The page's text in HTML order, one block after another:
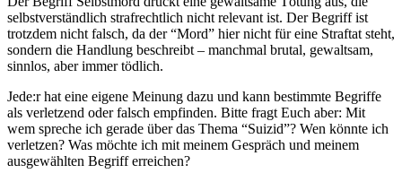
selbstverständlich strafrechtlich nicht relevant ist. Der Begriff ist
trotzdem nicht falsch, da der “Mord” hier nicht für eine Straftat steht,
sondern die Handlung beschreibt – manchmal brutal, gewaltsam,
sinnlos, aber immer tödlich.
Jede:r hat eine eigene Meinung dazu und kann bestimmte Begriffe
als verletzend oder falsch empfinden. Bitte fragt Euch aber: Mit
wem spreche ich gerade über das Thema “Suizid”? Wen könnte ich
verletzen? Was möchte ich mit meinem Gespräch und meinem
ausgewählten Begriff erreichen?